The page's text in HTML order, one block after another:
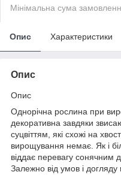
Мінімальна сума
Опис Характеристики
Опис
Опис
Однорічна рослина при
декоративна завдяки
суцвіттям, які схожі на
вирощування немає. Як і
віддає перевагу сонячним
Залежно від умов і